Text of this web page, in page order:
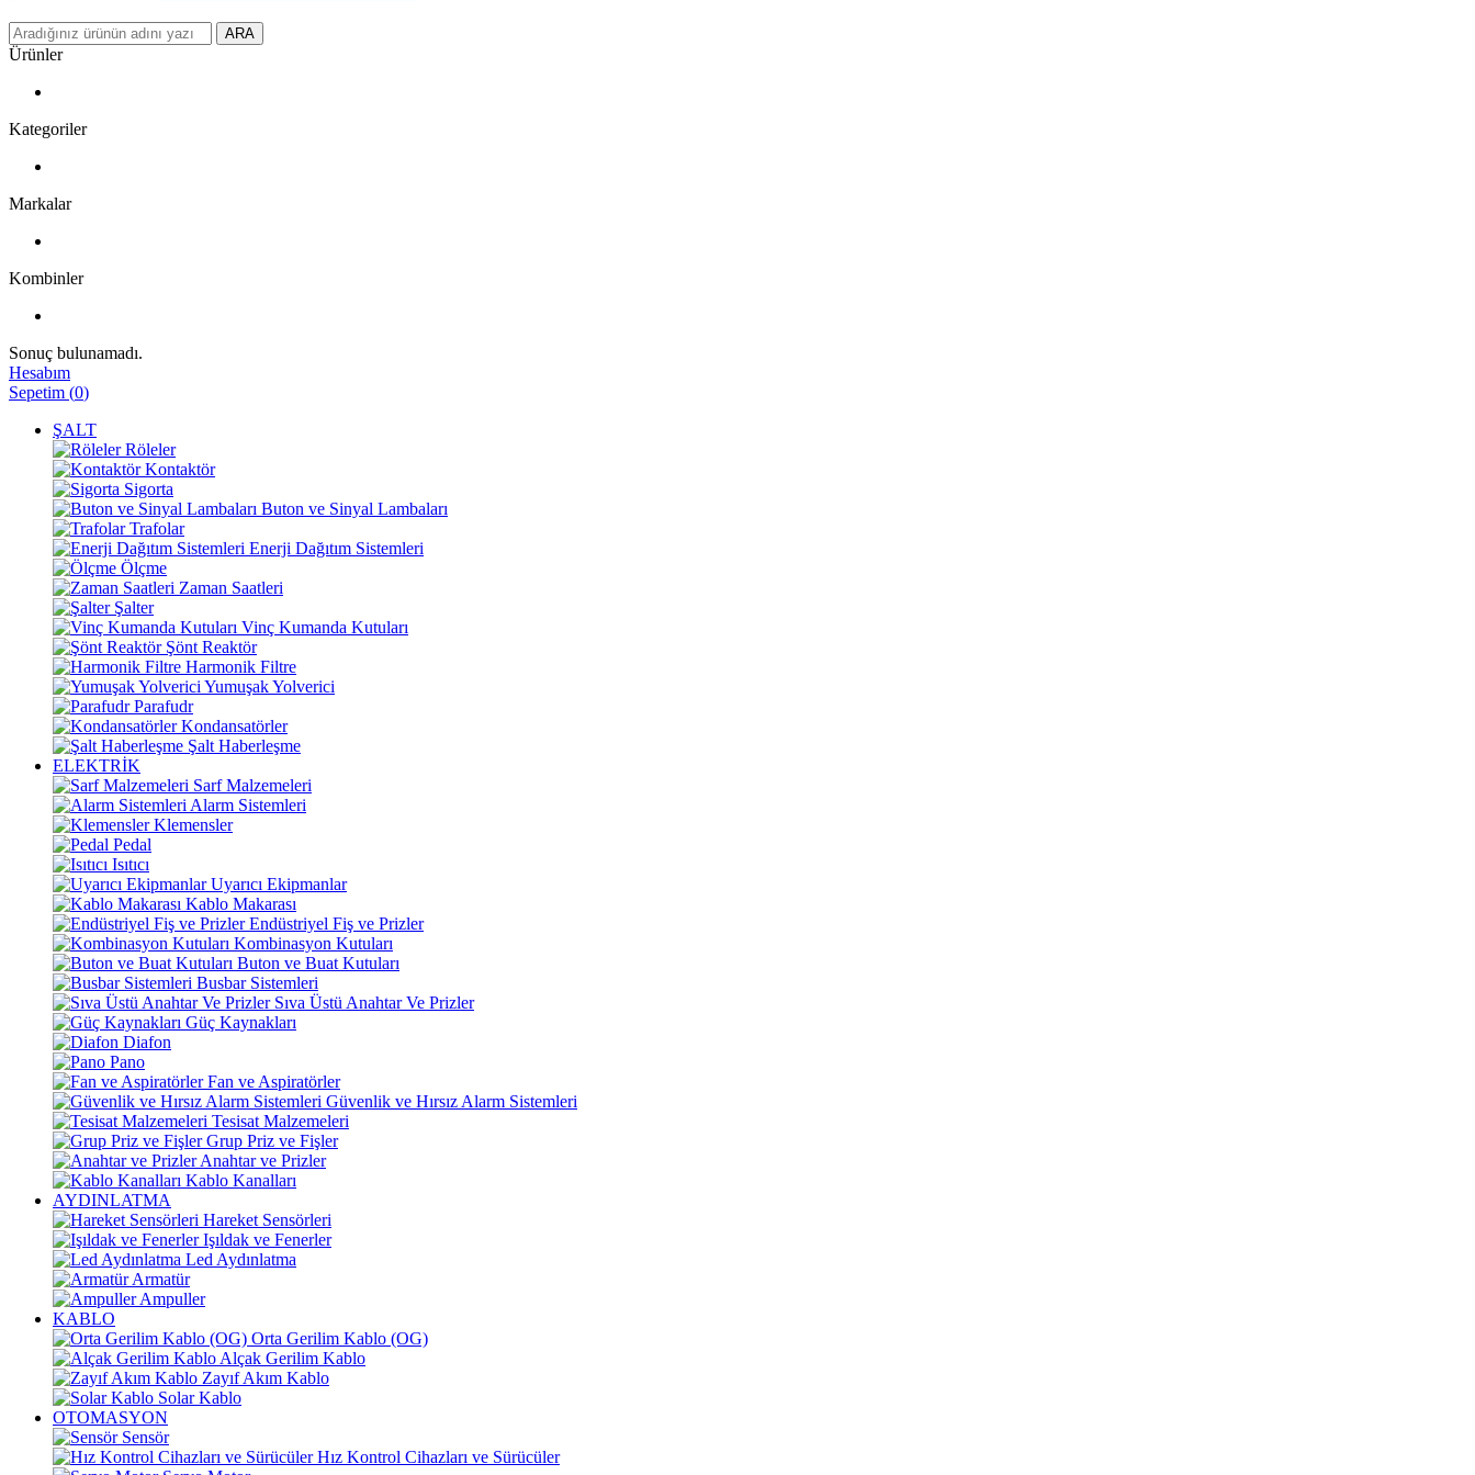
ARA
Ürünler
Kategoriler
Markalar
Kombinler
Sonuç bulunamadı.
Hesabım
Sepetim (0)
ŞALT
Röleler
Kontaktör
Sigorta
Buton ve Sinyal Lambaları
Trafolar
Enerji Dağıtım Sistemleri
Ölçme
Zaman Saatleri
Şalter
Vinç Kumanda Kutuları
Şönt Reaktör
Harmonik Filtre
Yumuşak Yolverici
Parafudr
Kondansatörler
Şalt Haberleşme
ELEKTRİK
Sarf Malzemeleri
Alarm Sistemleri
Klemensler
Pedal
Isıtıcı
Uyarıcı Ekipmanlar
Kablo Makarası
Endüstriyel Fiş ve Prizler
Kombinasyon Kutuları
Buton ve Buat Kutuları
Busbar Sistemleri
Sıva Üstü Anahtar Ve Prizler
Güç Kaynakları
Diafon
Pano
Fan ve Aspiratörler
Güvenlik ve Hırsız Alarm Sistemleri
Tesisat Malzemeleri
Grup Priz ve Fişler
Anahtar ve Prizler
Kablo Kanalları
AYDINLATMA
Hareket Sensörleri
Işıldak ve Fenerler
Led Aydınlatma
Armatür
Ampuller
KABLO
Orta Gerilim Kablo (OG)
Alçak Gerilim Kablo
Zayıf Akım Kablo
Solar Kablo
OTOMASYON
Sensör
Hız Kontrol Cihazları ve Sürücüler